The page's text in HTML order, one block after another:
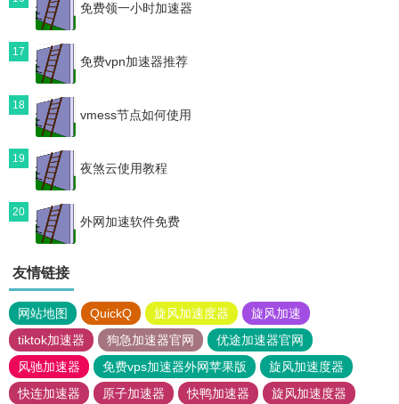
免费领一小时加速器
17
免费vpn加速器推荐
18
vmess节点如何使用
19
夜煞云使用教程
20
外网加速软件免费
友情链接
网站地图 QuickQ 旋风加速度器
旋风加速
tiktok加速器
狗急加速器官网
优途加速器官网
风驰加速器
免费vps加速器外网苹果版
旋风加速度器
快连加速器
原子加速器 快鸭加速器
旋风加速度器